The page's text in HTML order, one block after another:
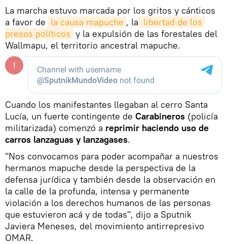
La marcha estuvo marcada por los gritos y cánticos
a favor de la causa mapuche , la libertad de los
presos políticos y la expulsión de las forestales del
Wallmapu, el territorio ancestral mapuche.
Cuando los manifestantes llegaban al cerro Santa
Lucía, un fuerte contingente de Carabineros (policía
militarizada) comenzó a reprimir haciendo uso de
carros lanzaguas y lanzagases.
"Nos convocamos para poder acompañar a nuestros
hermanos mapuche desde la perspectiva de la
defensa jurídica y también desde la observación en
la calle de la profunda, intensa y permanente
violación a los derechos humanos de las personas
que estuvieron acá y de todas", dijo a Sputnik
Javiera Meneses, del movimiento antirrepresivo
OMAR.